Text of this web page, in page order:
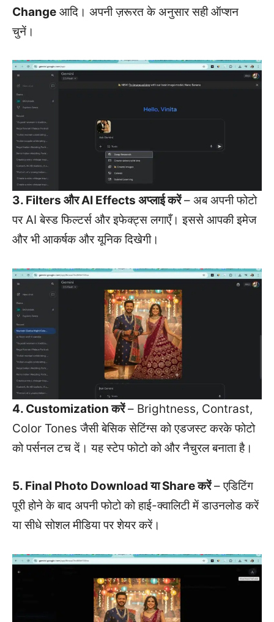
Change आदि। अपनी ज़रूरत के अनुसार सही ऑप्शन
चुनें।
3. Filters और AI Effects अप्लाई करें– अब अपनी फोटो
पर AI बेस्ड फिल्टर्स और इफेक्ट्स लगाएँ। इससे आपकी इमेज
और भी आकर्षक और यूनिक दिखेगी।
4. Customization करें– Brightness, Contrast,
Color Tones जैसी बेसिक सेटिंग्स को एडजस्ट करके फोटो
को पर्सनल टच दें। यह स्टेप फोटो को और नैचुरल बनाता है।
5. Final Photo Download या Share करें– एडिटिंग
पूरी होने के बाद अपनी फोटो को हाई-क्वालिटी में डाउनलोड करें
या सीधे सोशल मीडिया पर शेयर करें।